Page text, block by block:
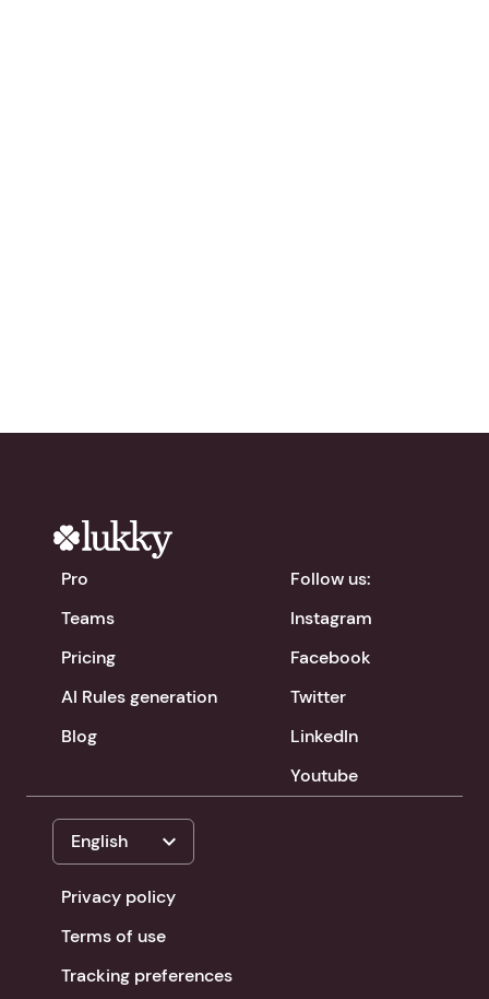
Pro
Teams
Pricing
AI Rules generation
Blog
Follow us:
Instagram
Facebook
Twitter
LinkedIn
Youtube
English expand_more
Privacy policy
Terms of use
Tracking preferences